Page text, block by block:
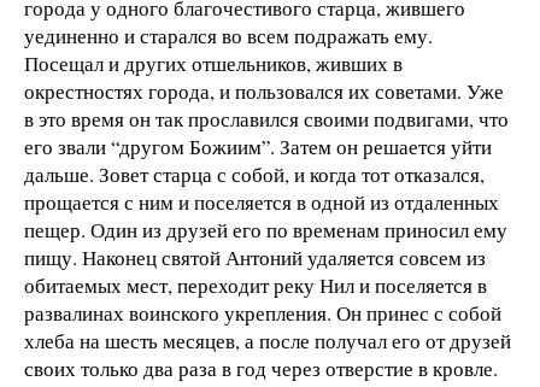
города у одного благочестивого старца, жившего
уединенно и старался во всем подражать ему.
Посещал и других отшельников, живших в
окрестностях города, и пользовался их советами. Уже
в это время он так прославился своими подвигами, что
его звали “другом Божиим”. Затем он решается уйти
дальше. Зовет старца с собой, и когда тот отказался,
прощается с ним и поселяется в одной из отдаленных
пещер. Один из друзей его по временам приносил ему
пищу. Наконец святой Антоний удаляется совсем из
обитаемых мест, переходит реку Нил и поселяется в
развалинах воинского укрепления. Он принес с собой
хлеба на шесть месяцев, а после получал его от друзей
своих только два раза в год через отверстие в кровле.